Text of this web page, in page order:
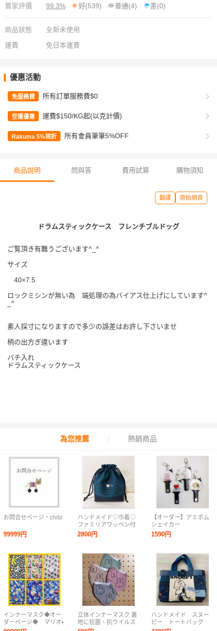
賣家評價
99.3% 好(539) 普通(4) 差(0)
商品狀態
全新未使用
運費
免日本運費
優惠活動
免服務費 所有訂單服務費$0
空運優惠 運費$150/KG起(以克計價)
Rakuma 5%現折 所有會員筆筆5%OFF
商品說明 問與答 費用試算 購物須知
翻譯 原始網頁
ドラムスティックケース フレンチブルドッグ
ご覧頂き有難うございます^_^
サイズ
40×7.5
ロックミシンが無い為 端処理の為バイアス仕上げにしています^
_^
素人採寸になりますので多少の誤差はお許し下さいませ
柄の出方ぎ違います
バチ入れ
ドラムスティックケース
為您推薦 熱銷商品
お問合せページ・chibi
99999円
インナーマスク◆オー
ダーページ◆ マリオ•
スマブラ
ハンドメイド♡巾着♡
ファミリアワッペン付
き♡青チェック♡
2800円
立体インナーマスク 裏
地に抗菌、抗ウイルス
加工生地使用 ご注文受
【オーダー】アミボム
シェイカー
1590円
ハンドメイド スヌー
ピー トートバッグ